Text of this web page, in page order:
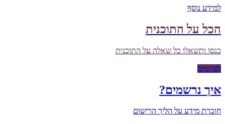
למידע נוסף
הכל על התוכנית
כנסו ותשאלו כל שאלה על התוכנית
לפרטים
איך נרשמים?
חוברת מידע על הליך הרישום